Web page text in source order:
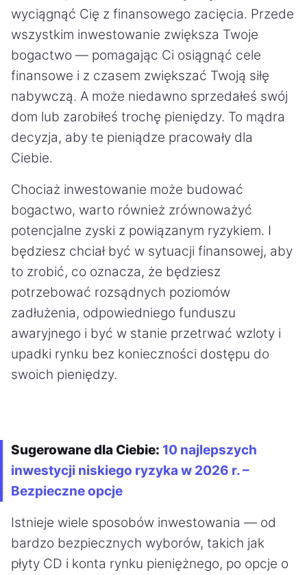
wyciągnąć Cię z finansowego zacięcia. Przede
wszystkim inwestowanie zwiększa Twoje
bogactwo — pomagając Ci osiągnąć cele
finansowe i z czasem zwiększać Twoją siłę
nabywczą. A może niedawno sprzedałeś swój
dom lub zarobiłeś trochę pieniędzy. To mądra
decyzja, aby te pieniądze pracowały dla
Ciebie.
Chociaż inwestowanie może budować
bogactwo, warto również zrównoważyć
potencjalne zyski z powiązanym ryzykiem. I
będziesz chciał być w sytuacji finansowej, aby
to zrobić, co oznacza, że będziesz
potrzebować rozsądnych poziomów
zadłużenia, odpowiedniego funduszu
awaryjnego i być w stanie przetrwać wzloty i
upadki rynku bez konieczności dostępu do
swoich pieniędzy.
Sugerowane dla Ciebie: 10 najlepszych
inwestycji niskiego ryzyka w 2026 r. –
Bezpieczne opcje
Istnieje wiele sposobów inwestowania — od
bardzo bezpiecznych wyborów, takich jak
płyty CD i konta rynku pieniężnego, po opcje o